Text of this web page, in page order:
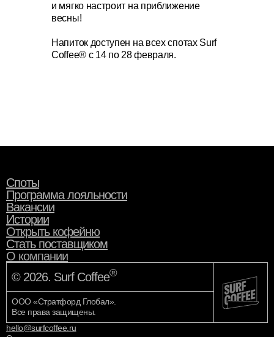
и мягко настроит на приближение
весны!
Напиток доступен на всех спотах Surf
Coffee® с 14 по 28 февраля.
Споты
Программа лояльности
Вакансии
Истории
Открыть кофейню
Стать поставщиком
О компании
© 2026. Surf Coffee®
ООО «Стратфорд Глобал».
Все права защищены.
hello@surfcoffee.ru